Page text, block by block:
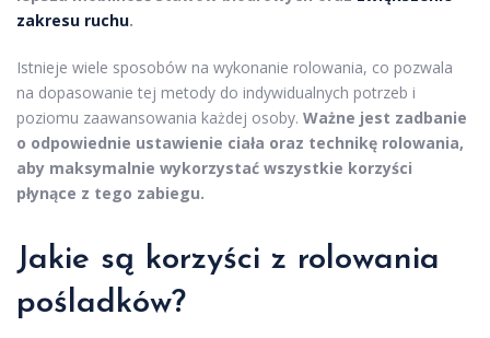
zakresu ruchu.
Istnieje wiele sposobów na wykonanie rolowania, co pozwala
na dopasowanie tej metody do indywidualnych potrzeb i
poziomu zaawansowania każdej osoby. Ważne jest zadbanie
o odpowiednie ustawienie ciała oraz technikę rolowania,
aby maksymalnie wykorzystać wszystkie korzyści
płynące z tego zabiegu.
Jakie są korzyści z rolowania
pośladków?